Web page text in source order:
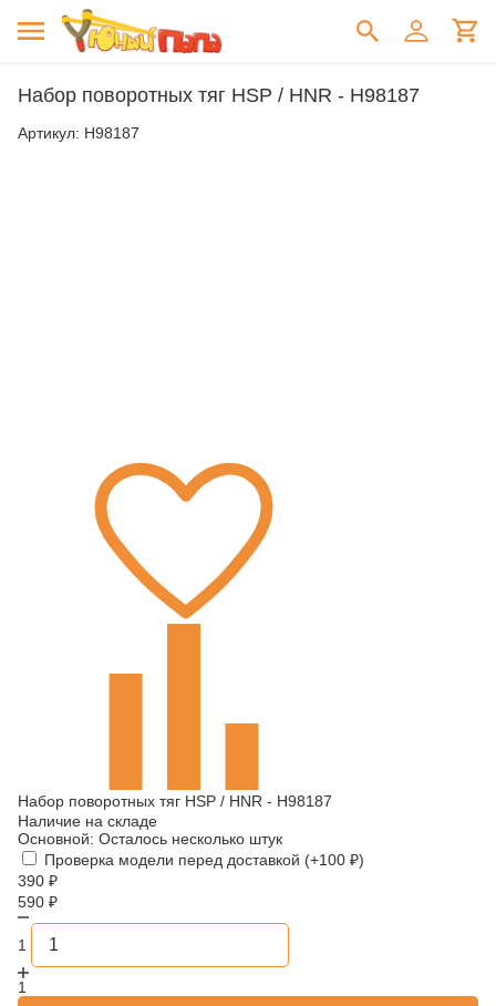
Набор поворотных тяг HSP / HNR - H98187
Артикул: H98187
Набор поворотных тяг HSP / HNR - H98187
Наличие на складе
Основной: Осталось несколько штук
Проверка модели перед доставкой (+100 ₽)
390 ₽
590 ₽
1
1